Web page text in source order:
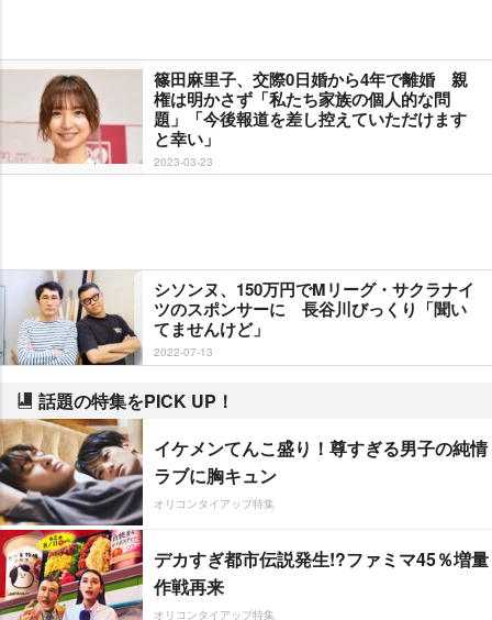
篠田麻里子、交際0日婚から4年で離婚 親
権は明かさず「私たち家族の個人的な問
題」「今後報道を差し控えていただけます
と幸い」
2023-03-23
シソンヌ、150万円でMリーグ・サクラナイ
ツのスポンサーに 長谷川びっくり「聞い
てませんけど」
2022-07-13
話題の特集をPICK UP！
イケメンてんこ盛り！尊すぎる男子の純情
ラブに胸キュン
オリコンタイアップ特集
デカすぎ都市伝説発生!?ファミマ45％増量
作戦再来
オリコンタイアップ特集